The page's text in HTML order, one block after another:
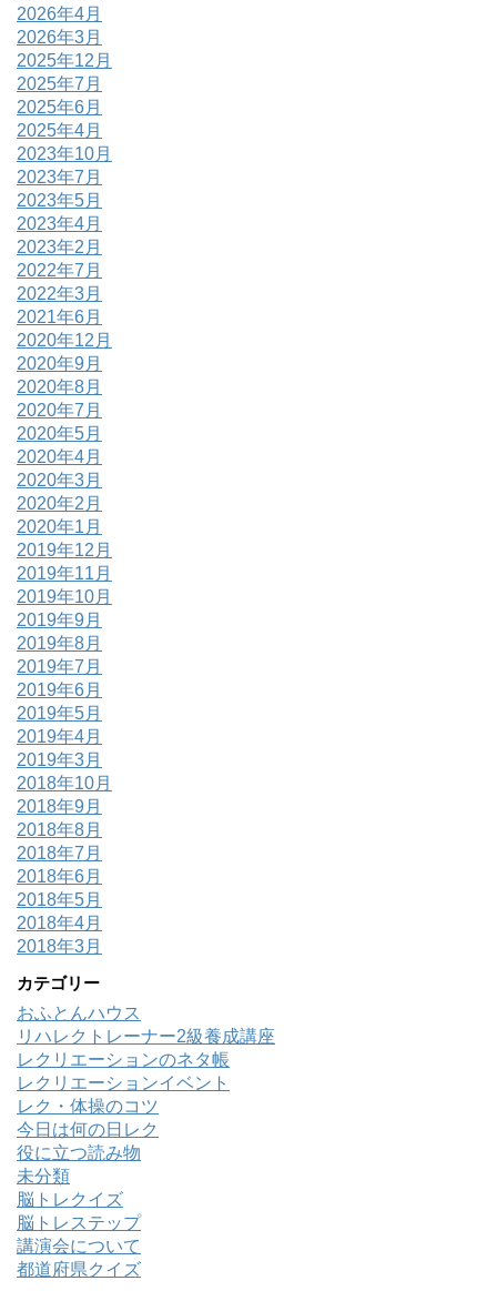
2026年4月
2026年3月
2025年12月
2025年7月
2025年6月
2025年4月
2023年10月
2023年7月
2023年5月
2023年4月
2023年2月
2022年7月
2022年3月
2021年6月
2020年12月
2020年9月
2020年8月
2020年7月
2020年5月
2020年4月
2020年3月
2020年2月
2020年1月
2019年12月
2019年11月
2019年10月
2019年9月
2019年8月
2019年7月
2019年6月
2019年5月
2019年4月
2019年3月
2018年10月
2018年9月
2018年8月
2018年7月
2018年6月
2018年5月
2018年4月
2018年3月
カテゴリー
おふとんハウス
リハレクトレーナー2級養成講座
レクリエーションのネタ帳
レクリエーションイベント
レク・体操のコツ
今日は何の日レク
役に立つ読み物
未分類
脳トレクイズ
脳トレステップ
講演会について
都道府県クイズ